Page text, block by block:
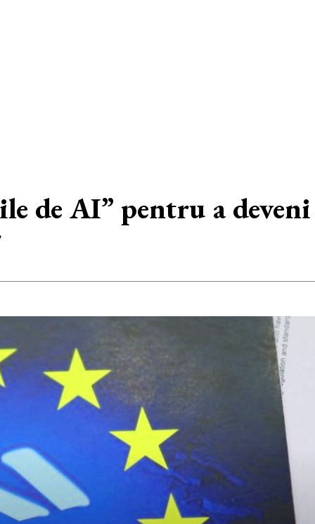
de AI” pentru a deveni